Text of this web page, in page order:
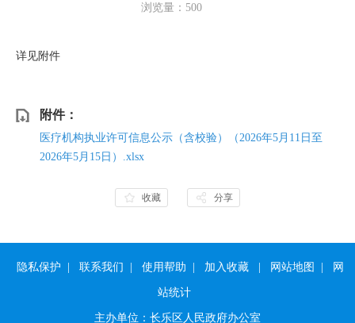
浏览量： 500
详见附件
附件：
医疗机构执业许可信息公示（含校验）（2026年5月11日至
2026年5月15日）.xlsx
收藏 分享
隐私保护 联系我们 使用帮助 加入收藏 网站地图 网
站统计
主办单位：长乐区人民政府办公室